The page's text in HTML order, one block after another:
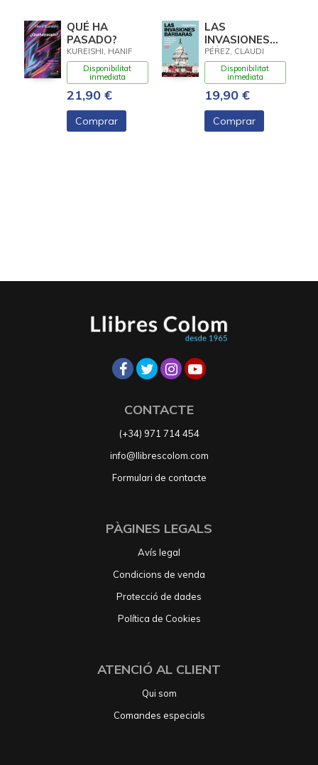
QUÉ HA
PASADO?
KUREISHI, HANIF
Disponibilitat
inmediata
21,90 €
Comprar
LAS
INVASIONES
BÁRBARAS
PÉREZ, CLAUDI
Disponibilitat
inmediata
19,90 €
Comprar
CONTACTE
(+34) 971 714 454
info@llibrescolom.com
Formulari de contacte
PÀGINES LEGALS
Avís legal
Condicions de venda
Protecció de dades
Política de Cookies
ATENCIÓ AL CLIENT
Qui som
Comandes especials